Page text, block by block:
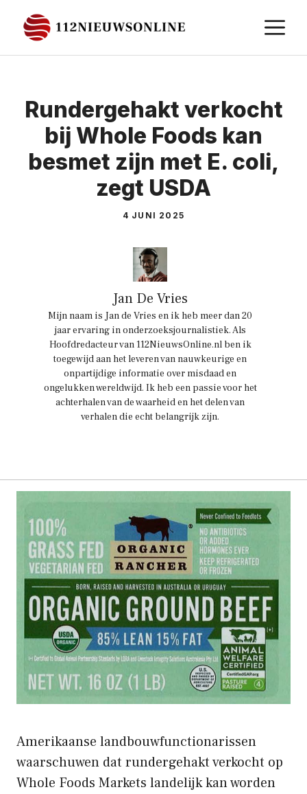
naar
de
Rundergehakt verkocht
bij Whole Foods kan
besmet zijn met E. coli,
zegt USDA
4 JUNI 2025
Jan De Vries
Mijn naam is Jan de Vries en ik heb meer dan 20
jaar ervaring in onderzoeksjournalistiek. Als
Hoofdredacteur van 112NieuwsOnline.nl ben ik
toegewijd aan het leveren van nauwkeurige en
onpartijdige informatie over misdaad en
ongelukken wereldwijd. Ik heb een passie voor het
achterhalen van de waarheid en het delen van
verhalen die echt belangrijk zijn.
Amerikaanse landbouwfunctionarissen
waarschuwen dat rundergehakt verkocht op
Whole Foods Markets landelijk kan worden